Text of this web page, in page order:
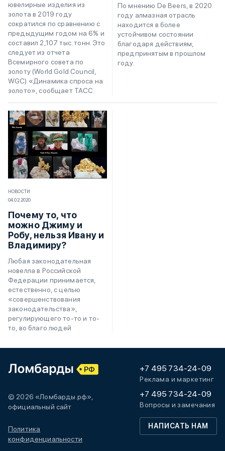
ювелирные изделия из
золота в 2019 году
сократился по сравнению с
предыдущим годом на 6% и
составил 2,107 тыс. тонн. Это
следует из отчета
Всемирного совета по
золоту (World Gold Council,
WGC) «Динамика спроса на
золото», сообщает ТАСС.
По мнению De Beers, в 2020
году алмазная отрасль
находится в более
устойчивом состоянии
благодаря действиям,
предпринятым в прошлом
году.
НОВОСТИ
04.02.2020
Почему то, что
можно Джиму и
Робу, нельзя Ивану и
Владимиру?
Любая законодательная
новелла в Российской
Федерации принимается,
естественно, с целью
«совершенствования
законодательства»,
регулирующего то-то и то-
то, во благо людей
© 2026 «Ломбарды.рф»,
официальный сайт
Политика
конфиденциальности
+7 495 734-24-09
Реклама и маркетинг
+7 495 734-24-09
Вопросы и замечания
НАПИСАТЬ НАМ